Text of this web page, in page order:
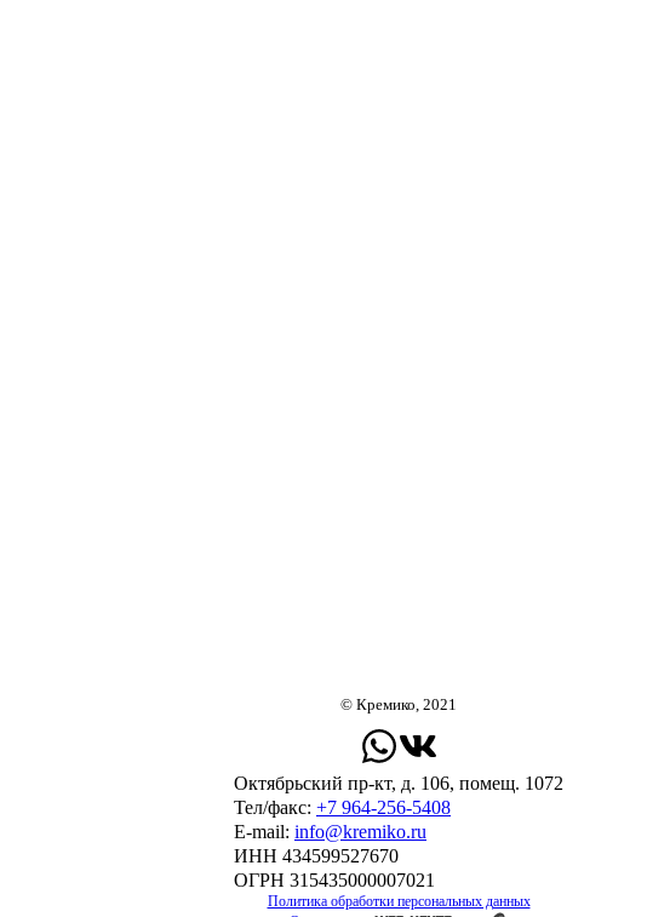
© Кремико, 2021
Октябрьский пр-кт, д. 106, помещ. 1072
Тел/факс: +7 964-256-5408
Е-mail: info@kremiko.ru
ИНН 434599527670
ОГРН 315435000007021
Политика обработки персональных данных